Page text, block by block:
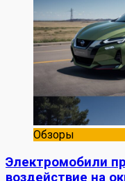
Обзоры
Электромобили
воздействие на